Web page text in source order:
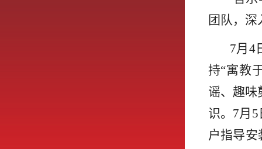
团队，
7月4
持“寓教
谣、趣味
识。7月
户指导